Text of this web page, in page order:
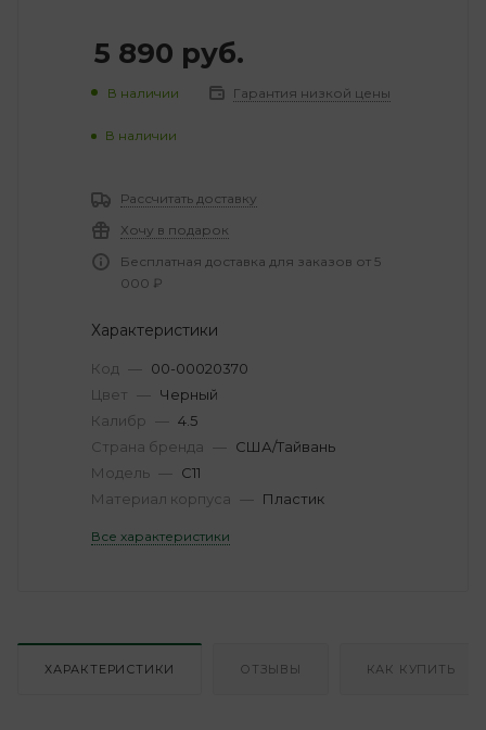
5 890 руб.
В наличии Гарантия низкой цены
В наличии
Рассчитать доставку
Хочу в подарок
Бесплатная доставка для заказов от 5
000 ₽
Характеристики
Код — 00-00020370
Цвет — Черный
Калибр — 4.5
Страна бренда — США/Тайвань
Модель — C11
Материал корпуса — Пластик
Все характеристики
ХАРАКТЕРИСТИКИ ОТЗЫВЫ КАК КУПИТЬ